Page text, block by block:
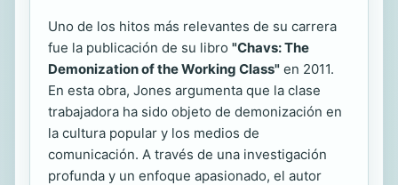
Uno de los hitos más relevantes de su carrera
fue la publicación de su libro "Chavs: The
Demonization of the Working Class" en 2011.
En esta obra, Jones argumenta que la clase
trabajadora ha sido objeto de demonización en
la cultura popular y los medios de
comunicación. A través de una investigación
profunda y un enfoque apasionado, el autor